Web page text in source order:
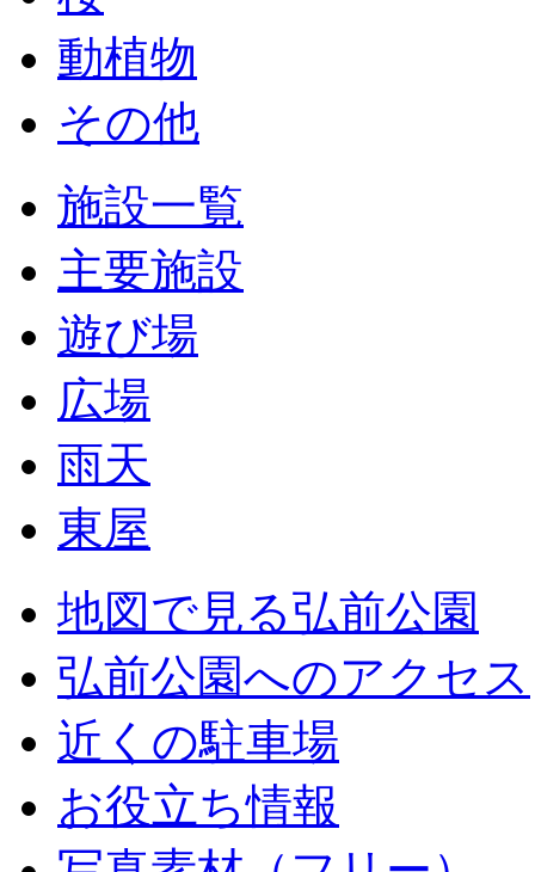
動植物
その他
施設一覧
主要施設
遊び場
広場
雨天
東屋
地図で見る弘前公園
弘前公園へのアクセス
近くの駐車場
お役立ち情報